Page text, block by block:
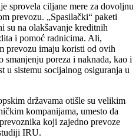
sprovela ciljane mere za dovoljnu
prevozu. „Spasilački“ paketi
su na olakšavanje kreditnih
i pomoć radnicima. Ali,
prevozu imaju koristi od ovih
smanjenju poreza i naknada, kao i
u sistemu socijalnog osiguranja u
državama otišle su velikim
kompanijama, umesto da
koji zajedno prevoze
IRU.